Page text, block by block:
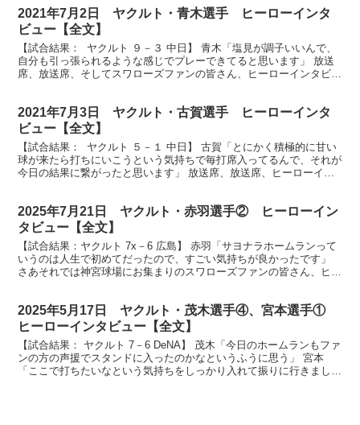
2021年7月2日 ヤクルト・青木選手 ヒーローインタ
ビュー【全文】
【試合結果： ヤクルト ９－３ 中日】 青木「塩見が調子いいんで、
自分も引っ張られるような感じでプレーできてると思います」 放送
席、放送席、そしてスワローズファンの皆さん、ヒーローインタビュ
2021年7月3日 ヤクルト・古賀選手 ヒーローインタ
ビュー【全文】
【試合結果： ヤクルト ５－１ 中日】 古賀「とにかく積極的に甘い
球が来たら打ちにいこうという気持ちで毎打席入ってるんで、それが
今日の結果に繋がったと思います」 放送席、放送席、ヒーローイン
2025年7月21日 ヤクルト・赤羽選手② ヒーローイン
タビュー【全文】
【試合結果：ヤクルト 7x－6 広島】 赤羽「サヨナラホームランって
いうのは人生で初めてだったので、すごい気持ちが良かったです」
さあそれでは神宮球場にお集まりのスワローズファンの皆さん、ヒー
2025年5月17日 ヤクルト・茂木選手④、宮本選手①
ヒーローインタビュー【全文】
【試合結果： ヤクルト 7－6 DeNA】 茂木「今日のホームランもファ
ンの方の声援でスタンドに入ったのかなというふうに思う」 宮本
「ここで打ちたいなという気持ちをしっかり入れて振りに行きまし